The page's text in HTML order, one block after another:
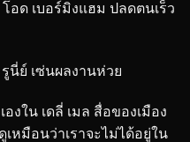
อด เบอร์มิงแฮม ปลดตนเร็ว
นี่ย์ เซ่นผลงานห่วย
งใน เดลี่ เมล สื่อของเมือง
เหมือนว่าเราจะไม่ได้อยู่ใน